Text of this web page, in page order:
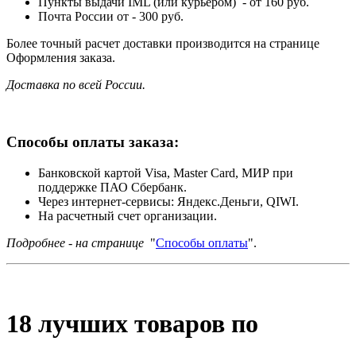
Почта России от - 300 руб.
Более точный расчет доставки производится на странице
Оформления заказа.
Доставка по всей России.
Способы оплаты заказа:
Банковской картой Visa, Master Card, МИР при
поддержке ПАО Сбербанк.
Через интернет-сервисы: Яндекс.Деньги, QIWI.
На расчетный счет организации.
Подробнее - на странице "Способы оплаты".
18 лучших товаров по